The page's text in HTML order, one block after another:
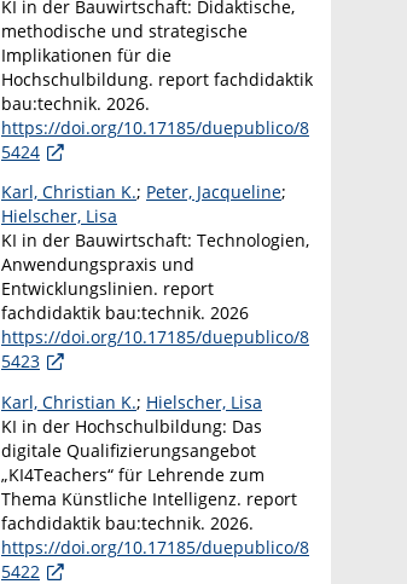
KI in der Bauwirtschaft: Didaktische,
methodische und strategische
Implikationen für die
Hochschulbildung. report fachdidaktik
bau:technik. 2026.
https://doi.org/10.17185/duepublico/8
5424
Karl, Christian K.; Peter, Jacqueline;
Hielscher, Lisa
KI in der Bauwirtschaft: Technologien,
Anwendungspraxis und
Entwicklungslinien. report
fachdidaktik bau:technik. 2026
https://doi.org/10.17185/duepublico/8
5423
Karl, Christian K.; Hielscher, Lisa
KI in der Hochschulbildung: Das
digitale Qualifizierungsangebot
„KI4Teachers“ für Lehrende zum
Thema Künstliche Intelligenz. report
fachdidaktik bau:technik. 2026.
https://doi.org/10.17185/duepublico/8
5422